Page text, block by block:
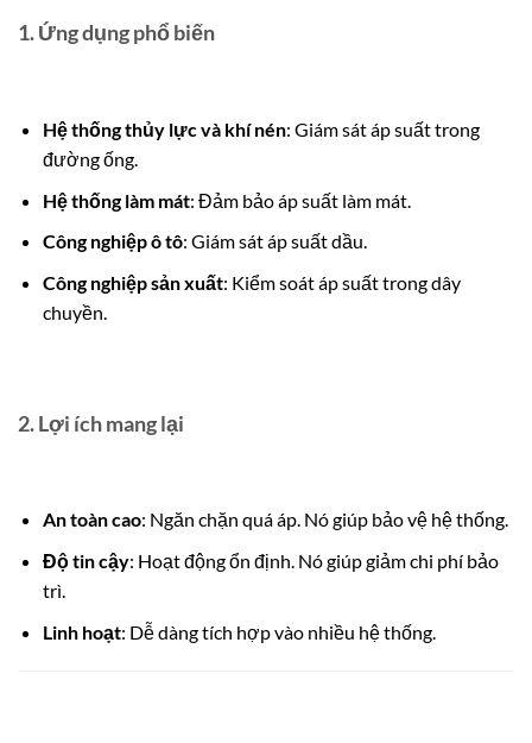
1. Ứng dụng phổ biến
Hệ thống thủy lực và khí nén: Giám sát áp suất trong
đường ống.
Hệ thống làm mát: Đảm bảo áp suất làm mát.
Công nghiệp ô tô: Giám sát áp suất dầu.
Công nghiệp sản xuất: Kiểm soát áp suất trong dây
chuyền.
2. Lợi ích mang lại
An toàn cao: Ngăn chặn quá áp. Nó giúp bảo vệ hệ thống.
Độ tin cậy: Hoạt động ổn định. Nó giúp giảm chi phí bảo
trì.
Linh hoạt: Dễ dàng tích hợp vào nhiều hệ thống.